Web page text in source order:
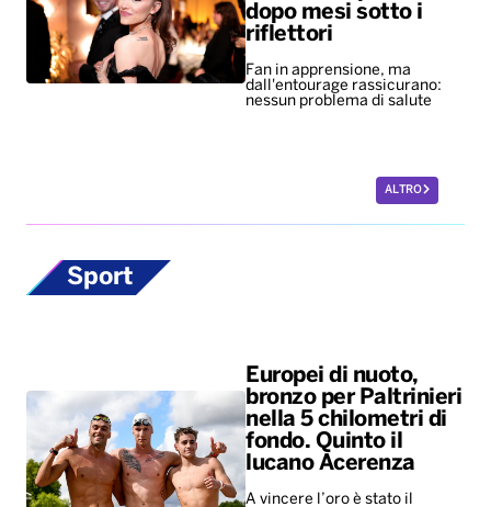
dopo mesi sotto i
riflettori
Fan in apprensione, ma
dall'entourage rassicurano:
nessun problema di salute
ALTRO
Sport
Europei di nuoto,
bronzo per Paltrinieri
nella 5 chilometri di
fondo. Quinto il
lucano Acerenza
A vincere l’oro è stato il